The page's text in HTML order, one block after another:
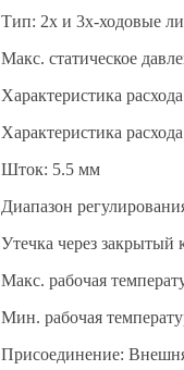
Тип: 2х и 3х-ходовые
Макс. статическое
Характеристика
Характеристика
Шток: 5.5 мм
Диапазон
Утечка через
Макс. рабочая
Мин. рабочая
Присоединение: